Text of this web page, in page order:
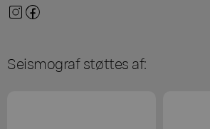
Seismograf støttes af: